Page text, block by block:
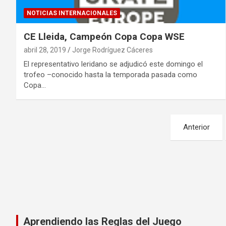
NOTICIAS INTERNACIONALES
CE Lleida, Campeón Copa Copa WSE
abril 28, 2019 Jorge Rodríguez Cáceres
El representativo leridano se adjudicó este domingo el
trofeo –conocido hasta la temporada pasada como
Copa…
Anterior
Aprendiendo las Reglas del Juego